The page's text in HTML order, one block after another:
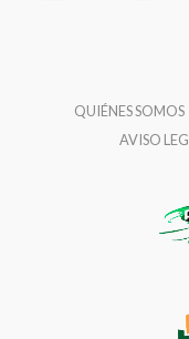
QUIÉNES SOMOS
AVISO